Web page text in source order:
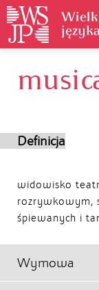
Definicja
widowisko
rozrywkowym,
śpiewanych i
Wymowa